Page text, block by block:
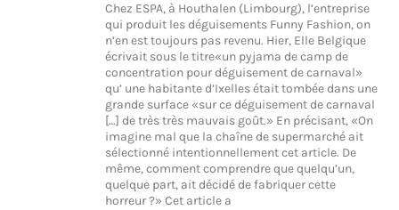
Chez ESPA, à Houthalen (Limbourg), l’entreprise
qui produit les déguisements Funny Fashion, on
n’en est toujours pas revenu. Hier, Elle Belgique
écrivait sous le titre«un pyjama de camp de
concentration pour déguisement de carnaval»
qu’ une habitante d’Ixelles était tombée dans une
grande surface «sur ce déguisement de carnaval
[…] de très très mauvais goût.» En précisant, «On
imagine mal que la chaîne de supermarché ait
sélectionné intentionnellement cet article. De
même, comment comprendre que quelqu’un,
quelque part, ait décidé de fabriquer cette
horreur ?» Cet article a